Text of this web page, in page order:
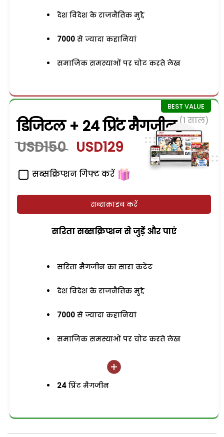
देश विदेश के राजनैतिक मुद्दे
7000 से ज्यादा कहानियां
समाजिक समस्याओं पर चोट करते लेख
डिजिटल + 24 प्रिंट मैगजीन (1 साल)
USD150 USD129
सब्सक्रिप्शन गिफ्ट करें
सब्सक्राइब करें
सरिता सब्सक्रिप्शन से जुड़ेें और पाएं
सरिता मैगजीन का सारा कंटेंट
देश विदेश के राजनैतिक मुद्दे
7000 से ज्यादा कहानियां
समाजिक समस्याओं पर चोट करते लेख
24 प्रिंट मैगजीन